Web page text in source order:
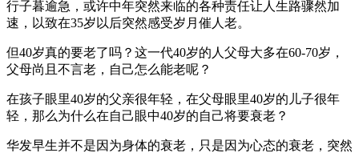
行子暮逾急，或许中年突然来临的各种责任让人生路骤然加
速，以致在35岁以后突然感受岁月催人老。
但40岁真的要老了吗？这一代40岁的人父母大多在60-70岁，
父母尚且不言老，自己怎么能老呢？
在孩子眼里40岁的父亲很年轻，在父母眼里40岁的儿子很年
轻，那么为什么在自己眼中40岁的自己将要衰老？
华发早生并不是因为身体的衰老，只是因为心态的衰老，突然